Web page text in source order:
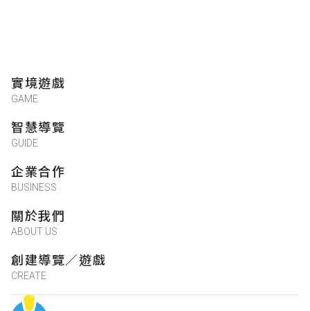
實境遊戲
GAME
智慧導覽
GUIDE
企業合作
BUSINESS
關於我們
ABOUT US
創建導覽／遊戲
CREATE